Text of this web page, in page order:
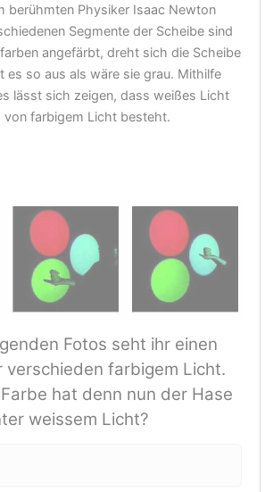
berühmten Physiker Isaac Newton
Segmente der Scheibe sind
angefärbt, dreht sich die Scheibe
es so aus als wäre sie grau. Mithilfe
lässt sich zeigen, dass weißes Licht
von farbigem Licht besteht.
Fotos seht ihr einen
verschieden farbigem Licht.
hat denn nun der Hase
weissem Licht?